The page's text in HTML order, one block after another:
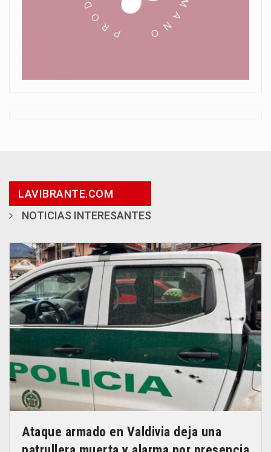
LAVIBRANTE.COM
NOTICIAS INTERESANTES
Ataque armado en Valdivia deja una